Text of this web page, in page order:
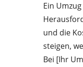
Ein
und die
steigen,
Bei [Ihr